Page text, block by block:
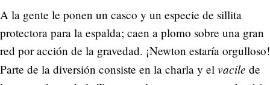
A la gente le ponen un casco y un especie de sillita
protectora para la espalda; caen a plomo sobre una gran
red por acción de la gravedad. ¡Newton estaría orgulloso!
Parte de la diversión consiste en la charla y el vacile de